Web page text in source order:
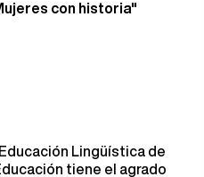
con historia"
Lingüística de
tiene el agrado